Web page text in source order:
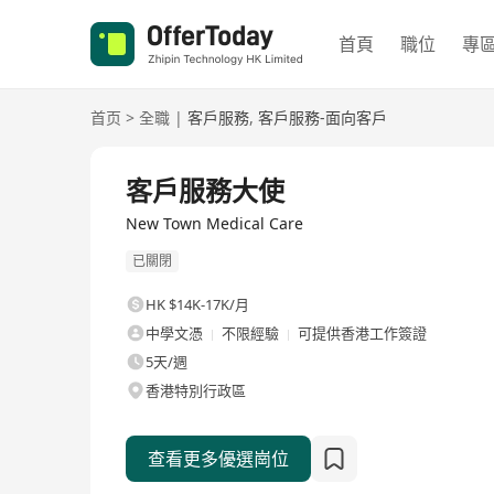
首頁 職位 專
首页 > 全職 | 客戶服務, 客戶服務-面向客戶
客戶服務大使
New Town Medical Care
已關閉
HK $14K-17K/月
中學文憑
不限經驗
可提供香港工作簽證
5天/週
香港特別行政區
查看更多優選崗位